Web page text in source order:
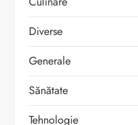
Diverse
Generale
Sănătate
Tehnologie